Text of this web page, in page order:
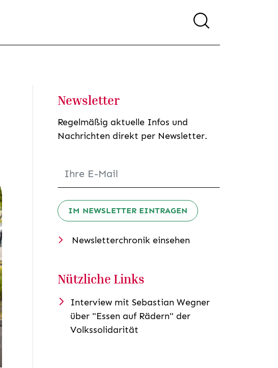
Newsletter
Regelmäßig aktuelle Infos und
Nachrichten direkt per Newsletter.
IM NEWSLETTER EINTRAGEN
Newsletterchronik einsehen
Nützliche Links
Interview mit Sebastian Wegner
über "Essen auf Rädern" der
Volkssolidarität